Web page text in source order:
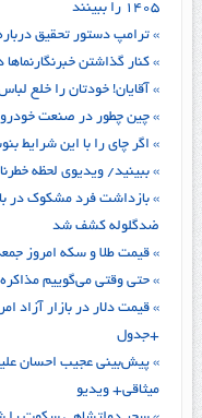
۱۴۰۵ را ببینند
» ترامپ دستور تحقیق
» کنار گذاشتن
» آقایان! خودتان را خلع
» چین چطور در صنعت
» اگر چای را با این شرایط
» ببینید/ ویدیوی لحظه
» بازداشت فرد مشکوک در
ضدگلوله کشف شد
» قیمت طلا و سکه امروز جمعه ۱۶ مرداد ۱۴۰۵
» حتی وقتی می‌گوییم
+جدول
میثاقی+ ویدیو